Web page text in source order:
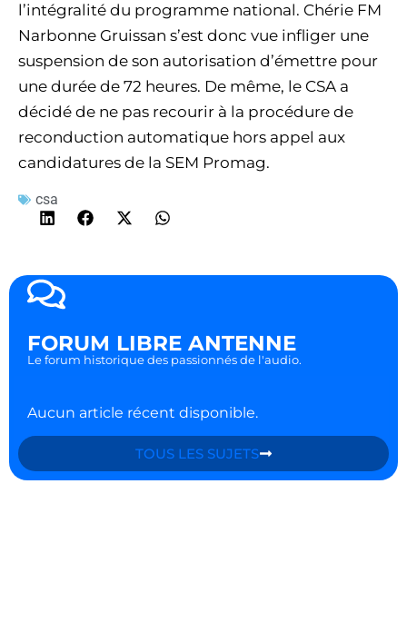
l’intégralité du programme national. Chérie FM
Narbonne Gruissan s’est donc vue infliger une
suspension de son autorisation d’émettre pour
une durée de 72 heures. De même, le CSA a
décidé de ne pas recourir à la procédure de
reconduction automatique hors appel aux
candidatures de la SEM Promag.
csa
FORUM LIBRE ANTENNE
Le forum historique des passionnés de l'audio.
Aucun article récent disponible.
TOUS LES SUJETS